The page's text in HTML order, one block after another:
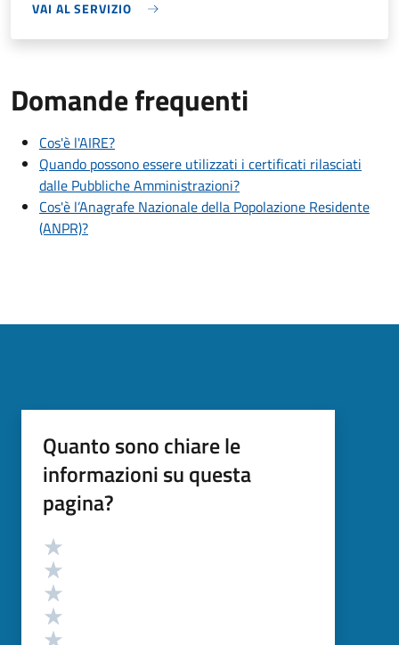
VAI AL SERVIZIO
Domande frequenti
Cos'è l'AIRE?
Quando possono essere utilizzati i certificati rilasciati
dalle Pubbliche Amministrazioni?
Cos'è l’Anagrafe Nazionale della Popolazione Residente
(ANPR)?
Quanto sono chiare le
informazioni su questa
pagina?
Valutazione